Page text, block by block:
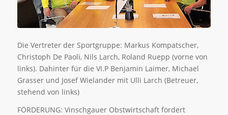
Die Vertreter der Sportgruppe: Markus Kompatscher,
Christoph De Paoli, Nils Larch, Roland Ruepp (vorne von
links). Dahinter für die VI.P Benjamin Laimer, Michael
Grasser und Josef Wielander mit Ulli Larch (Betreuer,
stehend von links)
FÖRDERUNG: Vinschgauer Obstwirtschaft fördert